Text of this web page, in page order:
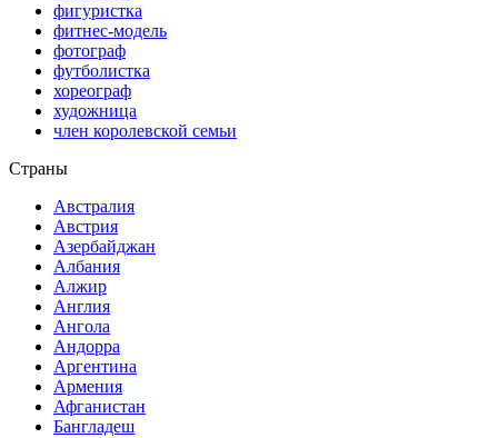
фигуристка
фитнес-модель
фотограф
футболистка
хореограф
художница
член королевской семьи
Страны
Австралия
Австрия
Азербайджан
Албания
Алжир
Англия
Ангола
Андорра
Аргентина
Армения
Афганистан
Бангладеш